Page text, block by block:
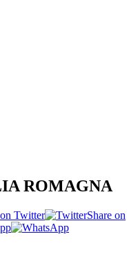
ROMAGNA
Twitter
Share on